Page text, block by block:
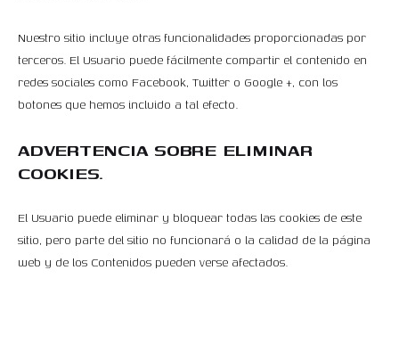
Nuestro sitio incluye otras funcionalidades proporcionadas por
terceros. El Usuario puede fácilmente compartir el contenido en
redes sociales como Facebook, Twitter o Google +, con los
botones que hemos incluido a tal efecto.
ADVERTENCIA SOBRE ELIMINAR
COOKIES.
El Usuario puede eliminar y bloquear todas las cookies de este
sitio, pero parte del sitio no funcionará o la calidad de la página
web y de los Contenidos pueden verse afectados.